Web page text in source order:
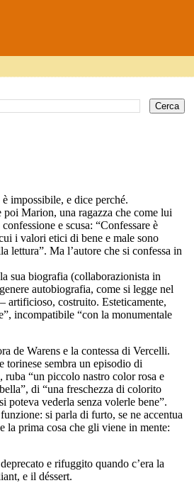
impossibile, e dice perché.
Marion, una ragazza che come lui
e scusa: “Confessare è
i valori etici di bene e male sono
lettura”. Ma l’autore che si confessa in
sua biografia (collaborazionista in
autobiografia, come si legge nel
artificioso, costruito. Esteticamente,
incompatibile “con la monumentale
de Warens e la contessa di Vercelli.
torinese sembra un episodio di
ruba “un piccolo nastro color rosa e
di “una freschezza di colorito
poteva vederla senza volerle bene”.
si parla di furto, se ne accentua
prima cosa che gli viene in mente:
e rifuggito quando c’era la
e il déssert.